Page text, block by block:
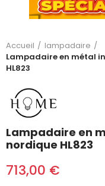
Accueil
lampadaire
Lampadaire en métal
HL823
Lampadaire en
nordique HL823
713,00 €